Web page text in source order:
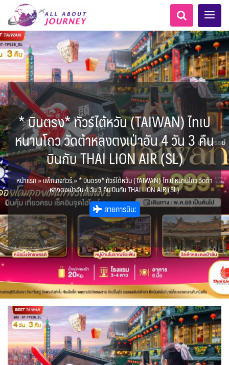
เอเชียกลาง 6 LKA ศรีลังกา
AFG อัฟกานิสถาน 0
LKA ศรีลังกา + BGD บังคลา
ศ
0
BTN ภูฏาน 2
BRN บรูไน 0
KHM กัมพูชา 0 จีน 282
HKG ฮ่องกง - มาเก๊า 10 IND อินเดีย 21
IDN อินโดนีเซีย IRN อิหร่าน 0
IRQ อิรัก 0 ISR อิสราเอล 0
JPN ญี่ปุ่น 71 JOR จอร์แดน 4
KAZ คาซัคสถาน 19 KGZ คีร์กีซสถาน 4
KORS เกาหลีใต้ 2 LAO ลาว 0
LBN เลบานอน 0 MYS มาเลเซีย 0
MDV มัลดีฟส์ 0 MNG มองโกเลีย 2
MMR เมียนมาร์ 5 NPL เนปาล 0
OMN โอมาน 0 PAK ปากีสถาน 8
MNE มอนเตเนโกร 1 แอลเบเนีย - Albania 0
Balkan บอลข่าน 1
สวิตเซอร์แลนด์ เยอรมนี
ฝรั่งเศส
1
ล่าแสงเหนือ-ใต้ 11 Baltic บอลติก 4
ยุโรปตะวันออก 12 ยุโรปราคาถูก 1
ออสเตรีย - Austria 3
AZE อาเซอร์ไบจาน BIH บอสเนีย & เฮอร์เซโกวีนา
1
BLR เบลารุส 0 BEL เบลเยี่ยม 0
HRV โครเอเชีย 3 CYP ไซปรัส 0
CZE เช็ก 0
DNK เดนมาร์ก 2 FIN ฟินแลนด์ 3
FRA ฝรั่งเศส 1 FRO หมู่เกาะแฟโร 2
GEO จอร์เจีย 10
DEU เยอรมนี 3 GRC กรีซ 1
GRL กรีนแลนด์ 3 ISL ไอซ์แลนด์ 4
อเมริกาใต้ 8 อเมริกากลาง 1
ARG อาร์เจนตินา
CAN แคนาดา 3 CUB คิวบา 0
CHL ชิลี 3
ECU เอกวาดอร์ 0 PER เปรู 2
USA สหรัฐอเมริกา 6 บราซิล เปรู 3
เม็กซิโก คิวบา อเมริกา แคนาดา 1
ทัวร์ ล่องเรือสำราญยุโรป 5 ทัวร์ ล่องเรือสำราญอลาสก้า
ทัวร์ ล่องเรือสำราญอเมริกา
1
ทัวร์ ล่องเรือสำราญเอเชีย 0
ทัวร์ ล่องเรือสำราญประเท
ศอื่นๆ
5
ไมโครนีเซีย - Micronesia 1 ขั้วโลกใต้ 2
ขั้วโลกเหนือ 3 นิวซีแลนด์ - New Zealand
11
เกาะโบราโบร่า - Bora Bora
0
ตูนีเซีย - Tunisia 1
แอฟริกาใต้ - South Africa
โมร็อคโค - Morocco 6 แทนซาเนีย - Tanzania 2
เคนย่า - Kenya นามิเบีย - Namibia 1
แอลจีเรีย - Algeria
ออสเตรเลีย - Australia 18 ทัวร์ อันซีน ประเทศแปลก 32
ลิเบีย - Libya 1 บราซิล - Brazil
เอธิโอเปีย - Ethiopia 0 อียิปต์ - Egypt 10
ล่องเรือดินเนอร์ วันวาเลนไทน์
22
ล่องเรือดินเนอร์วันลอยกระทง
18
ล่องเรือดินเนอร์วันปีใหม่ 19 เรือรอบกลางวัน กทม. 2
ล่องเรือดินเนอร์แม่น้ำ
าพระยา
34
ล่องเรือโปรแกรมอยุธยา 9
ล่องเรือ รอบ Sunset 14
ล่องเรือเหมาลำ / เหมาชั้น /
อยอร์ช / Speed Boat ส่วนตัวทั่ว
ะเทศ
255
เรือยอร์ช / Speed Boat ฯลฯ
บ Join ทั่วประเทศ
72
ตั๋วสวนสนุก 0 บุฟเฟต์โรงแรม/ร้านอาหาร 2
บุฟเฟต์ใบหยก 7 ไทยบัสฟู้ดทัวร์
ตั๋วเรือ Hop-on Hop-off 0
โปรแกรมทัวร์ทั่วไทย 0 แต่งชุดไทยถ่ายรูปวัดอรุณฯ
พิเศษ! ล่องเรือเทศกาลชมพลุ
ยา
1
ห้องพักราคาพิเศษ 3
ข่าวที่น่าสนใจ
ความรู้ทั่วไป
สถานที่ท่องเที่ยว
* บินตรง* ทัวร์ไต้หวัน (TAIWAN) ไทเป
หนานโถว วัดต้าหลงตงเป่าอัน 4 วัน 3 คืน
บินกับ THAI LION AIR (SL)
หน้าแรก»แพ็กเกจทัวร์»* บินตรง* ทัวร์ไต้หวัน (TAIWAN) ไทเป หนานโถว วัดต้า
หลงตงเป่าอัน 4 วัน 3 คืน บินกับ THAI LION AIR (SL)
สายการบิน: